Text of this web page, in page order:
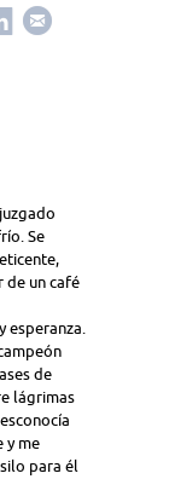
Se
de un café
esperanza.
de
lágrimas
y me
para él